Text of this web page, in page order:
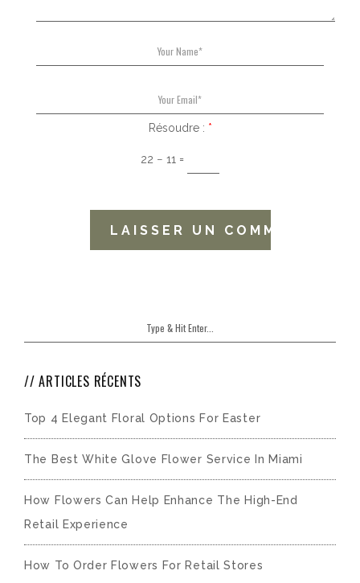
Résoudre : *
22 − 11 =
ARTICLES RÉCENTS
Top 4 Elegant Floral Options For Easter
The Best White Glove Flower Service In Miami
How Flowers Can Help Enhance The High-End
Retail Experience
How To Order Flowers For Retail Stores